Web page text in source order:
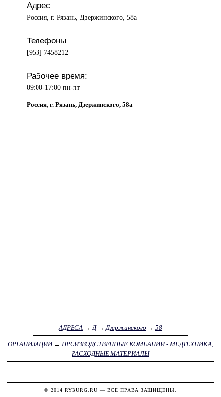
Адрес
Россия, г. Рязань, Дзержинского, 58а
Телефоны
[953] 7458212
Рабочее время:
09:00-17:00 пн-пт
Россия, г. Рязань, Дзержинского, 58а
АДРЕСА → Д→ Дзержинского → 58
ОРГАНИЗАЦИИ→ ПРОИЗВОДСТВЕННЫЕ КОМПАНИИ - МЕДТЕХНИКА,
РАСХОДНЫЕ МАТЕРИАЛЫ
© 2014 RYBURG.RU — ВСЕ ПРАВА ЗАЩИЩЕНЫ.